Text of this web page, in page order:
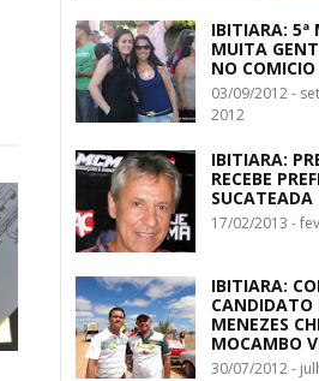
IBITIARA: 5ª
MUITA
NO
03/09/2012 -
2012
IBITIARA:
RECEBE
SUCATEADA
17/02/2013 -
IBITIARA:
MENEZES
MOCAMBO
30/07/2012 -